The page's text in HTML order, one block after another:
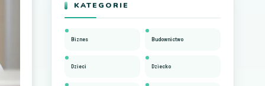
KATEGORIE
Biznes Budownictwo
Dzieci Dziecko